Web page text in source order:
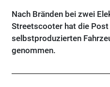
Nach Bränden bei zwei
Streetscooter hat die
selbstproduzierten
genommen.